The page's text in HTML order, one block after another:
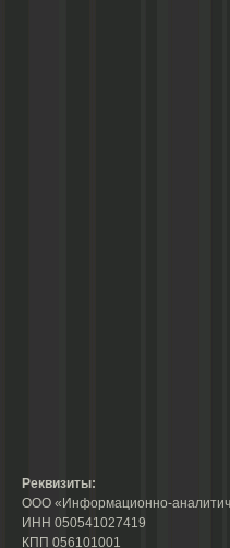
Реквизиты:
ООО «Информационно-
ИНН 050541027419
КПП 056101001